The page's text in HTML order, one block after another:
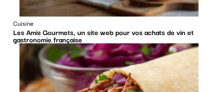
Cuisine
Les Amis Gourmets, un site web pour vos achats de vin et
gastronomie française